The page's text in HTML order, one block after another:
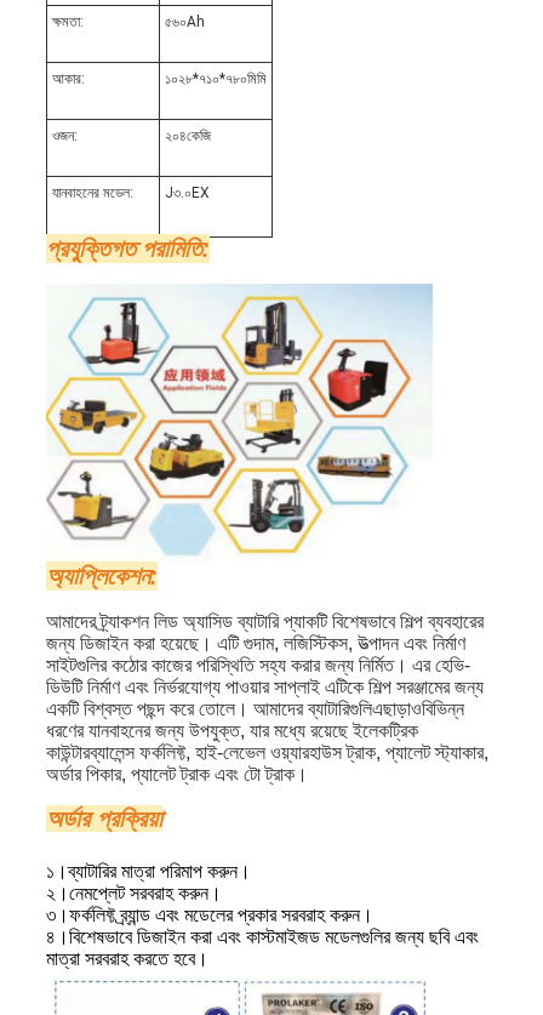
ক্ষমতা: ৫৬০Ah
আকার: ১০২৮*৭১০*৭৮০মিমি
ওজন: ২০৪কেজি
যানবাহনের মডেল: J৩.০EX
প্রযুক্তিগত পরামিতি:
অ্যাপ্লিকেশন:
আমাদের ট্র্যাকশন লিড অ্যাসিড ব্যাটারি প্যাকটি বিশেষভাবে শিল্প ব্যবহারের
জন্য ডিজাইন করা হয়েছে। এটি গুদাম, লজিস্টিকস, উত্পাদন এবং নির্মাণ
সাইটগুলির কঠোর কাজের পরিস্থিতি সহ্য করার জন্য নির্মিত। এর হেভি-
ডিউটি ​​নির্মাণ এবং নির্ভরযোগ্য পাওয়ার সাপ্লাই এটিকে শিল্প সরঞ্জামের জন্য
একটি বিশ্বস্ত পছন্দ করে তোলে। আমাদের ব্যাটারিগুলিএছাড়াওবিভিন্ন
ধরণের যানবাহনের জন্য উপযুক্ত, যার মধ্যে রয়েছে ইলেকট্রিক
কাউন্টারব্যালেন্স ফর্কলিফ্ট, হাই-লেভেল ওয়্যারহাউস ট্রাক, প্যালেট স্ট্যাকার,
অর্ডার পিকার, প্যালেট ট্রাক এবং টো ট্রাক।
অর্ডার প্রক্রিয়া
১।ব্যাটারির মাত্রা পরিমাপ করুন।
২। নেমপ্লেট সরবরাহ করুন।
৩। ফর্কলিফ্ট ব্র্যান্ড এবং মডেলের প্রকার সরবরাহ করুন।
৪। বিশেষভাবে ডিজাইন করা এবং কাস্টমাইজড মডেলগুলির জন্য ছবি এবং
মাত্রা সরবরাহ করতে হবে।